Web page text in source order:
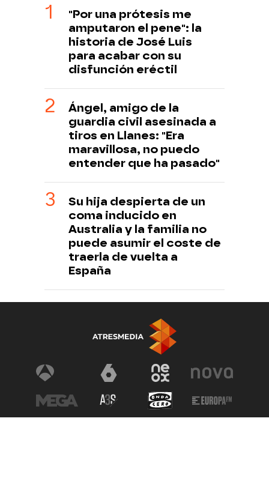
"Por una prótesis me
amputaron el pene": la
historia de José Luis
para acabar con su
disfunción eréctil
Ángel, amigo de la
guardia civil asesinada a
tiros en Llanes: "Era
maravillosa, no puedo
entender que ha pasado"
Su hija despierta de un
coma inducido en
Australia y la familia no
puede asumir el coste de
traerla de vuelta a
España